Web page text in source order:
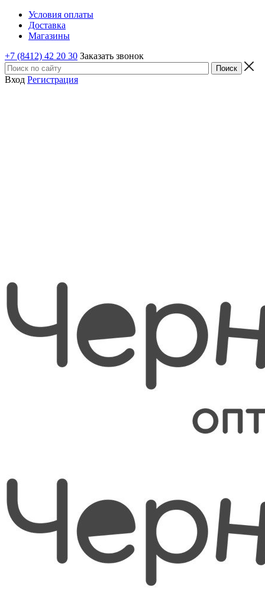
Условия оплаты
Доставка
Магазины
+7 (8412) 42 20 30 Заказать звонок
Вход Регистрация